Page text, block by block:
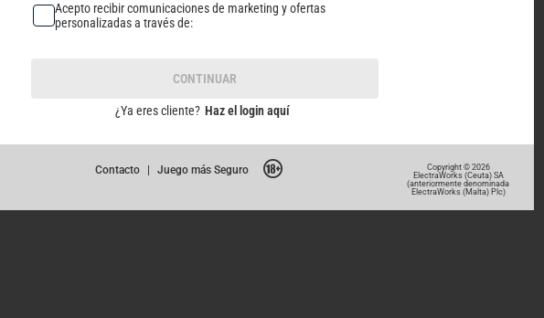
Acepto recibir comunicaciones de marketing y ofertas
personalizadas a través de:
CONTINUAR
¿Ya eres cliente? Haz el login aquí
Contacto | Juego más Seguro
Copyright © 2026
ElectraWorks (Ceuta) SA
(anteriormente denominada
ElectraWorks (Malta) Plc)